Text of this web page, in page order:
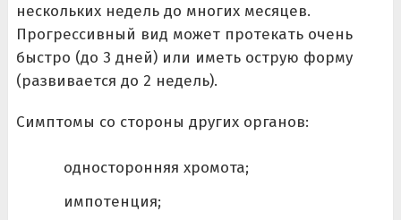
нескольких недель до многих месяцев.
Прогрессивный вид может протекать очень
быстро (до 3 дней) или иметь острую форму
(развивается до 2 недель).
Симптомы со стороны других органов:
односторонняя хромота;
импотенция;